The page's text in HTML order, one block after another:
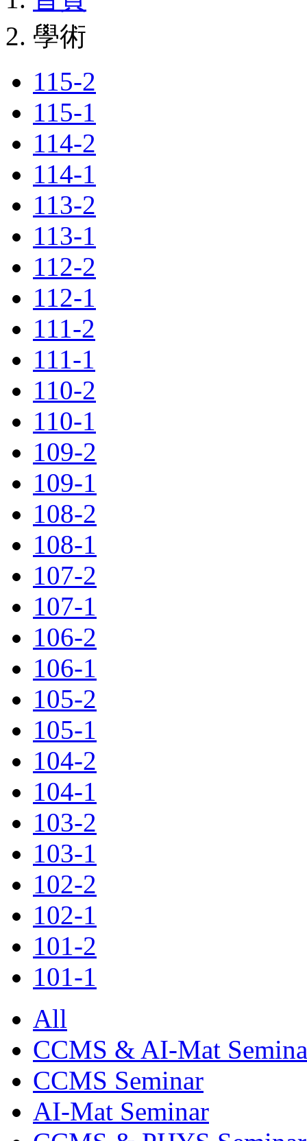
學術
115-2
115-1
114-2
114-1
113-2
113-1
112-2
112-1
111-2
111-1
110-2
110-1
109-2
109-1
108-2
108-1
107-2
107-1
106-2
106-1
105-2
105-1
104-2
104-1
103-2
103-1
102-2
102-1
101-2
101-1
All
CCMS & AI-Mat
CCMS Seminar
AI-Mat Seminar